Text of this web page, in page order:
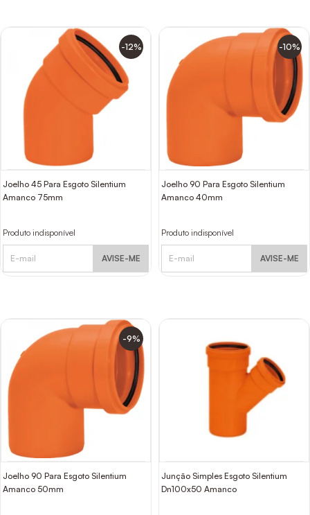
-12%
Joelho 45 Para Esgoto Silentium
Amanco 75mm
Produto indisponível
AVISE-ME
-10%
Joelho 90 Para Esgoto Silentium
Amanco 40mm
Produto indisponível
AVISE-ME
-9%
Joelho 90 Para Esgoto Silentium
Amanco 50mm
Junção Simples Esgoto Silentium
Dn100x50 Amanco